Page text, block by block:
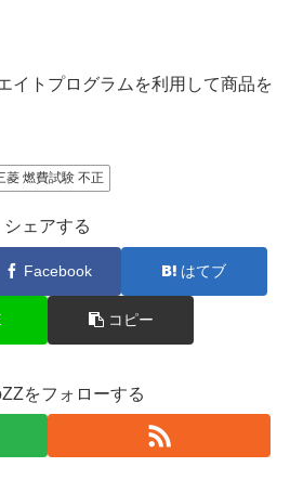
イトプログラムを利用して商品を
菱 燃費試験 不正
シェアする
Facebook はてブ
コピー
をフォローする